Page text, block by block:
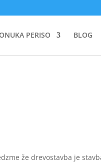
PERISO BLOG
že drevostavba je